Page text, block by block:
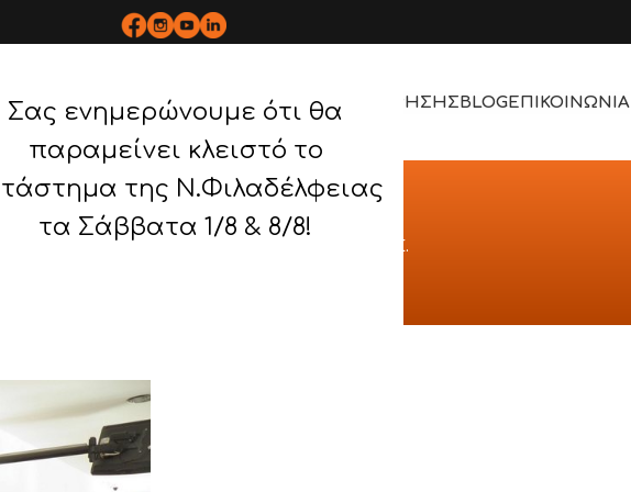
Σας ενημερώνουμε ότι θα
παραμείνει κλειστό το
της Ν.Φιλαδέλφειας
τα Σάββατα 1/8 & 8/8!
BOPLANΥΠΗΡΕΣΙΕΣ ΕΡΓΑ ΤΡΟΠΟΣ ΧΡΗΣΗΣBLOGΕΠΙΚΟΙΝΩΝΙΑ
ΕΡΓΑ
ΕΡΓΑ ΠΑΝΤΕΛΗΣ ΠΑΠΑΔΟΠΟΥΛΟΣ Α.Ε.Β.Ε.